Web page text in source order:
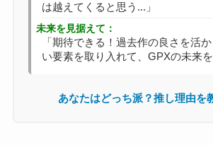
は越えてくると思う...」
未来を見据えて：
「期待できる！過去作の良さを活
い要素を取り入れて、GPXの未来を
あなたはどっち派？推し理由を